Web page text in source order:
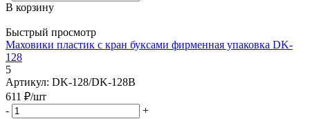
В корзину
Быстрый просмотр
Маховики пластик с кран буксами фирменная упаковка DK-
128
5
Артикул: DK-128/DK-128B
611 ₽/шт
-
+